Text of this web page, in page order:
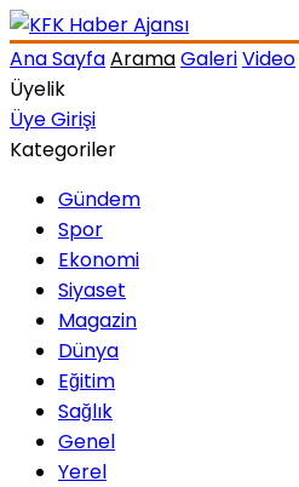
Ana SayfaAramaGaleriVideo
Üyelik
Üye Girişi
Kategoriler
Gündem
Spor
Ekonomi
Siyaset
Magazin
Dünya
Eğitim
Sağlık
Genel
Yerel